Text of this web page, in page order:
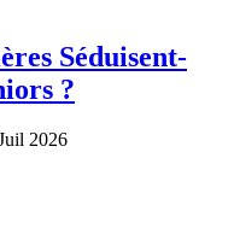
Séduisent-
?
2026